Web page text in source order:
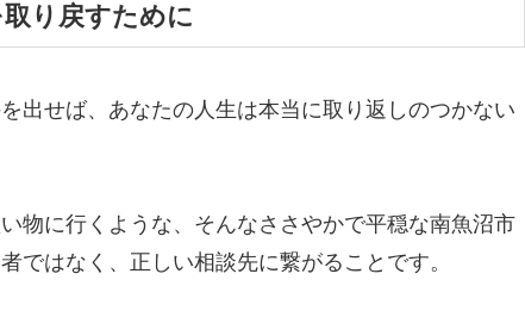
り戻すために
出せば、あなたの人生は本当に取り返しのつかない
物に行くような、そんなささやかで平穏な南魚沼市
ではなく、正しい相談先に繋がることです。